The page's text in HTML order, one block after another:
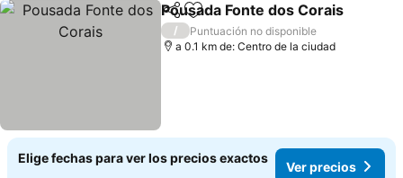
CompartirAgregar a favoritos
Pousada Fonte dos Corais
/
Puntuación no disponible
a 0.1 km de: Centro de la ciudad
Elige fechas para ver los precios exactos
Ver precios